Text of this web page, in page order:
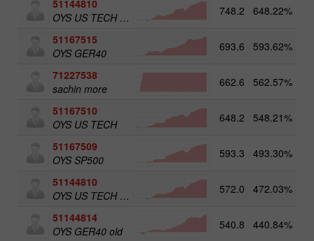
51144810
OYS US TECH old
748.2 648.22%
51167515
OYS GER40
693.6 593.62%
71227538
sachin more
662.6 562.57%
51167510
OYS US TECH
648.2 548.21%
51167509
OYS SP500
593.3 493.30%
51144810
OYS US TECH old
572.0 472.03%
51144814
OYS GER40 old
540.8 440.84%